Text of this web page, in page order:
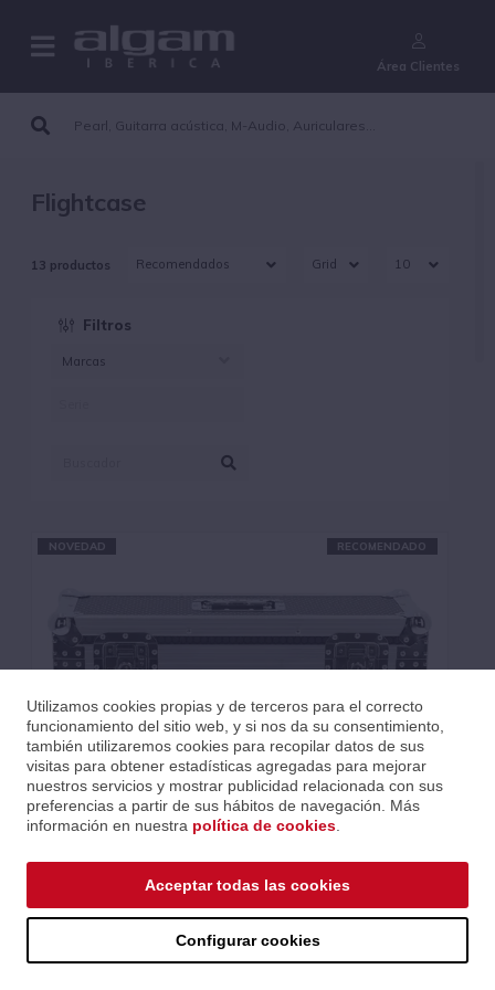
Área Clientes
Flightcase
13 productos
Filtros
Marcas
NOVEDAD RECOMENDADO
FLIGHT CASE PARA 2 PHOENIX
Ref.: LAPPHOENIX-FC2
Código EAN 3700166377929
Precios al iniciar sesión.
Utilizamos cookies propias y de terceros para el correcto
funcionamiento del sitio web, y si nos da su consentimiento,
también utilizaremos cookies para recopilar datos de sus
visitas para obtener estadísticas agregadas para mejorar
nuestros servicios y mostrar publicidad relacionada con sus
preferencias a partir de sus hábitos de navegación. Más
información en nuestra política de cookies
Configurar cookies
Acceptar todas las cookies